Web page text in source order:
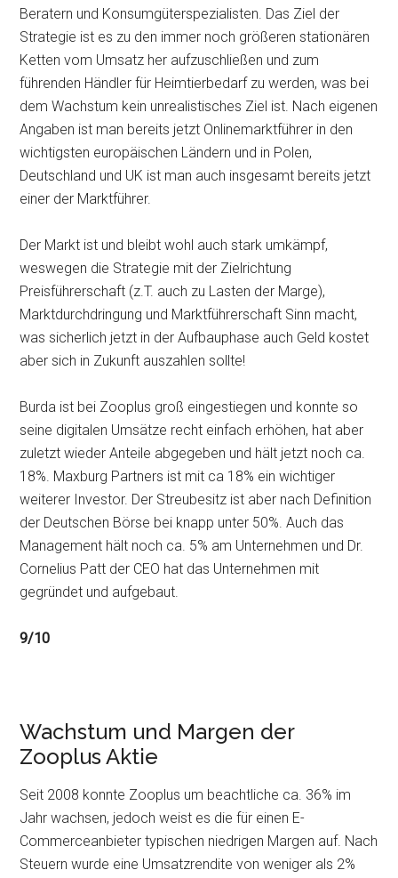
Beratern und Konsumgüterspezialisten. Das Ziel der
Strategie ist es zu den immer noch größeren stationären
Ketten vom Umsatz her aufzuschließen und zum
führenden Händler für Heimtierbedarf zu werden, was bei
dem Wachstum kein unrealistisches Ziel ist. Nach eigenen
Angaben ist man bereits jetzt Onlinemarktführer in den
wichtigsten europäischen Ländern und in Polen,
Deutschland und UK ist man auch insgesamt bereits jetzt
einer der Marktführer.
Der Markt ist und bleibt wohl auch stark umkämpf,
weswegen die Strategie mit der Zielrichtung
Preisführerschaft (z.T. auch zu Lasten der Marge),
Marktdurchdringung und Marktführerschaft Sinn macht,
was sicherlich jetzt in der Aufbauphase auch Geld kostet
aber sich in Zukunft auszahlen sollte!
Burda ist bei Zooplus groß eingestiegen und konnte so
seine digitalen Umsätze recht einfach erhöhen, hat aber
zuletzt wieder Anteile abgegeben und hält jetzt noch ca.
18%. Maxburg Partners ist mit ca 18% ein wichtiger
weiterer Investor. Der Streubesitz ist aber nach Definition
der Deutschen Börse bei knapp unter 50%. Auch das
Management hält noch ca. 5% am Unternehmen und Dr.
Cornelius Patt der CEO hat das Unternehmen mit
gegründet und aufgebaut.
9/10
Wachstum und Margen der
Zooplus Aktie
Seit 2008 konnte Zooplus um beachtliche ca. 36% im
Jahr wachsen, jedoch weist es die für einen E-
Commerceanbieter typischen niedrigen Margen auf. Nach
Steuern wurde eine Umsatzrendite von weniger als 2%